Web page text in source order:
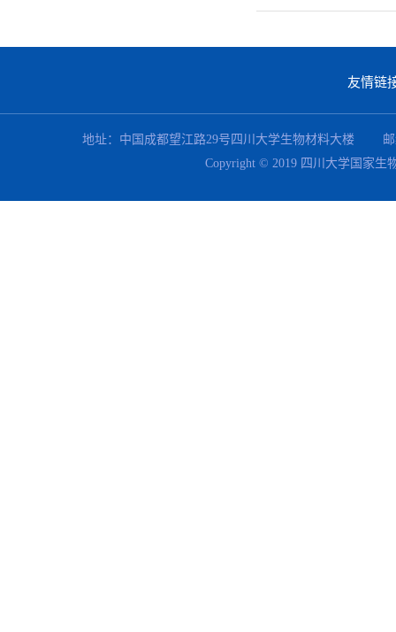
友情链
地址：中国成都望江路29号四川大学生物材料大楼 邮
Copyright © 2019 四川大学国家